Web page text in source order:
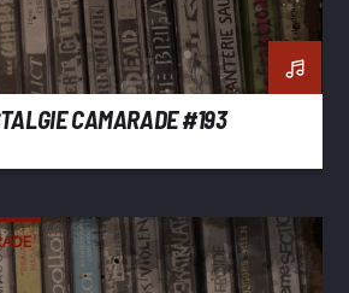
CAMARADE #193